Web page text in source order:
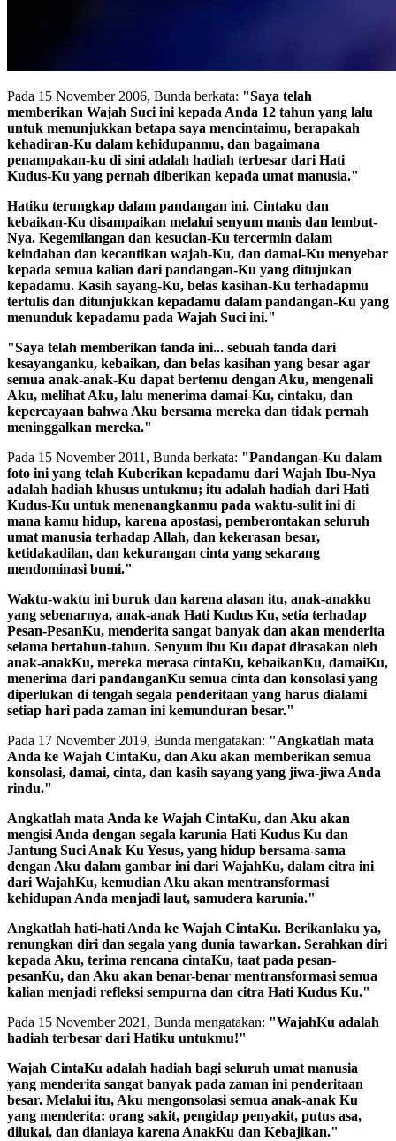
Pada 15 November 2006, Bunda berkata: "Saya telah
memberikan Wajah Suci ini kepada Anda 12 tahun yang lalu
untuk menunjukkan betapa saya mencintaimu, berapakah
kehadiran-Ku dalam kehidupanmu, dan bagaimana
penampakan-ku di sini adalah hadiah terbesar dari Hati
Kudus-Ku yang pernah diberikan kepada umat manusia."
Hatiku terungkap dalam pandangan ini. Cintaku dan
kebaikan-Ku disampaikan melalui senyum manis dan lembut-
Nya. Kegemilangan dan kesucian-Ku tercermin dalam
keindahan dan kecantikan wajah-Ku, dan damai-Ku menyebar
kepada semua kalian dari pandangan-Ku yang ditujukan
kepadamu. Kasih sayang-Ku, belas kasihan-Ku terhadapmu
tertulis dan ditunjukkan kepadamu dalam pandangan-Ku yang
menunduk kepadamu pada Wajah Suci ini."
"Saya telah memberikan tanda ini... sebuah tanda dari
kesayanganku, kebaikan, dan belas kasihan yang besar agar
semua anak-anak-Ku dapat bertemu dengan Aku, mengenali
Aku, melihat Aku, lalu menerima damai-Ku, cintaku, dan
kepercayaan bahwa Aku bersama mereka dan tidak pernah
meninggalkan mereka."
Pada 15 November 2011, Bunda berkata: "Pandangan-Ku dalam
foto ini yang telah Kuberikan kepadamu dari Wajah Ibu-Nya
adalah hadiah khusus untukmu; itu adalah hadiah dari Hati
Kudus-Ku untuk menenangkanmu pada waktu-sulit ini di
mana kamu hidup, karena apostasi, pemberontakan seluruh
umat manusia terhadap Allah, dan kekerasan besar,
ketidakadilan, dan kekurangan cinta yang sekarang
mendominasi bumi."
Waktu-waktu ini buruk dan karena alasan itu, anak-anakku
yang sebenarnya, anak-anak Hati Kudus Ku, setia terhadap
Pesan-PesanKu, menderita sangat banyak dan akan menderita
selama bertahun-tahun. Senyum ibu Ku dapat dirasakan oleh
anak-anakKu, mereka merasa cintaKu, kebaikanKu, damaiKu,
menerima dari pandanganKu semua cinta dan konsolasi yang
diperlukan di tengah segala penderitaan yang harus dialami
setiap hari pada zaman ini kemunduran besar."
Pada 17 November 2019, Bunda mengatakan: "Angkatlah mata
Anda ke Wajah CintaKu, dan Aku akan memberikan semua
konsolasi, damai, cinta, dan kasih sayang yang jiwa-jiwa Anda
rindu."
Angkatlah mata Anda ke Wajah CintaKu, dan Aku akan
mengisi Anda dengan segala karunia Hati Kudus Ku dan
Jantung Suci Anak Ku Yesus, yang hidup bersama-sama
dengan Aku dalam gambar ini dari WajahKu, dalam citra ini
dari WajahKu, kemudian Aku akan mentransformasi
kehidupan Anda menjadi laut, samudera karunia."
Angkatlah hati-hati Anda ke Wajah CintaKu. Berikanlaku ya,
renungkan diri dan segala yang dunia tawarkan. Serahkan diri
kepada Aku, terima rencana cintaKu, taat pada pesan-
pesanKu, dan Aku akan benar-benar mentransformasi semua
kalian menjadi refleksi sempurna dan citra Hati Kudus Ku."
Pada 15 November 2021, Bunda mengatakan: "WajahKu adalah
hadiah terbesar dari Hatiku untukmu!"
Wajah CintaKu adalah hadiah bagi seluruh umat manusia
yang menderita sangat banyak pada zaman ini penderitaan
besar. Melalui itu, Aku mengonsolasi semua anak-anak Ku
yang menderita: orang sakit, pengidap penyakit, putus asa,
dilukai, dan dianiaya karena AnakKu dan Kebajikan."